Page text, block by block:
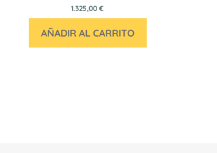
1.325,00 €
AÑADIR AL CARRITO